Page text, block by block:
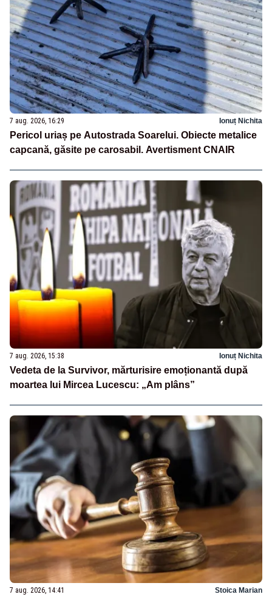
7 aug. 2026, 16:29 Ionuț Nichita
Pericol uriaș pe Autostrada Soarelui. Obiecte metalice
capcană, găsite pe carosabil. Avertisment CNAIR
7 aug. 2026, 15:38 Ionuț Nichita
Vedeta de la Survivor, mărturisire emoționantă după
moartea lui Mircea Lucescu: „Am plâns”
7 aug. 2026, 14:41 Stoica Marian